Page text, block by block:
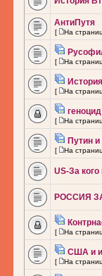
АнтиПутя
[ На
[ На
[ На
[ На
Путин
[ На
US-За
РОССИЯ
[ На
США и
[ На